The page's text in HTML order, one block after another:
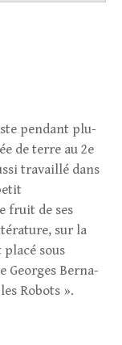
pen­dant plu­
de terre au 2e
tra­vaillé dans
fruit de ses
sur la
sous
Georges Ber­na­
Robots ».